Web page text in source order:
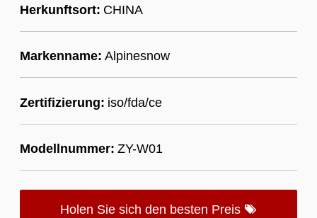
Herkunftsort: CHINA
Markenname: Alpinesnow
Zertifizierung: iso/fda/ce
Modellnummer: ZY-W01
Holen Sie sich den besten Preis